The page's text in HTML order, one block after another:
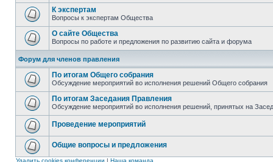
К экспертам
Вопросы к экспертам Общества
О сайте Общества
Вопросы по работе и предложения по развитию сайта и форума
Форум для членов правления
По итогам Общего собрания
Обсуждение мероприятий во исполнения решений Общего собрания
По итогам Заседания Правления
Обсуждение мероприятий во исполнения решений, принятых на
Проведение мероприятий
Общие вопросы и предложения
Удалить cookies конференции | Наша команда